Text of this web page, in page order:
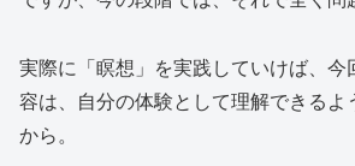
実際に「瞑想」を実践していけば、今
容は、自分の体験として理解できるよ
から。